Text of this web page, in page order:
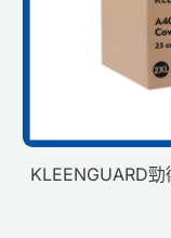
KLEENGUARD